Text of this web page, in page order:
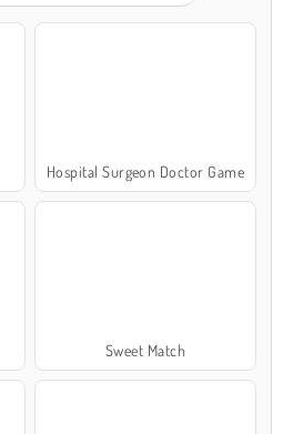
Hospital Surgeon Doctor Game
Sweet Match